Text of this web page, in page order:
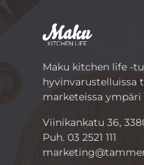
Maku kitchen life -
hyvinvarustelluissa
marketeissa ympäri
Viinikankatu 36,
Puh. 03 2521 111